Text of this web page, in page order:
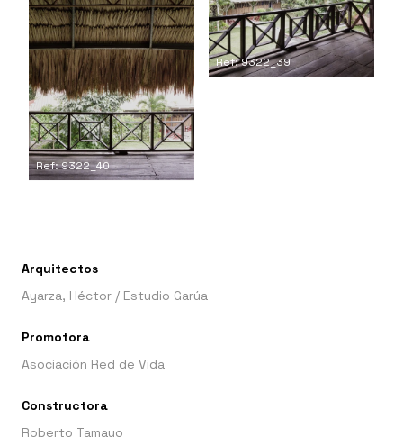
Ref: 9322_39
Ref: 9322_40
Arquitectos
Ayarza, Héctor / Estudio Garúa
Promotora
Asociación Red de Vida
Constructora
Roberto Tamayo